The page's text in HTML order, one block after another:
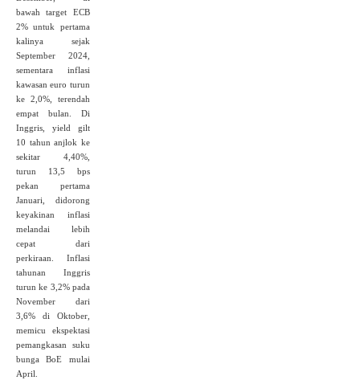
bawah target ECB
2% untuk pertama
kalinya sejak
September 2024,
sementara inflasi
kawasan euro turun
ke 2,0%, terendah
empat bulan. Di
Inggris, yield gilt
10 tahun anjlok ke
sekitar 4,40%,
turun 13,5 bps
pekan pertama
Januari, didorong
keyakinan inflasi
melandai lebih
cepat dari
perkiraan. Inflasi
tahunan Inggris
turun ke 3,2% pada
November dari
3,6% di Oktober,
memicu ekspektasi
pemangkasan suku
bunga BoE mulai
April.